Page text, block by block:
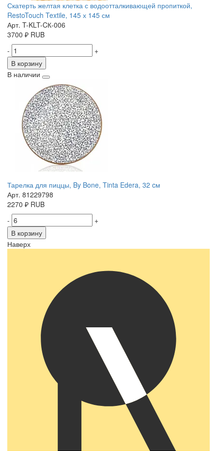
Скатерть желтая клетка с водоотталкивающей пропиткой,
RestoTouch Textile, 145 х 145 см
Арт. T-KLT-CК-006
3700 ₽ RUB
-
+
В корзину
В наличии
Тарелка для пиццы, By Bone, Tinta Edera, 32 cм
Арт. 81229798
2270 ₽ RUB
-
+
В корзину
Наверх